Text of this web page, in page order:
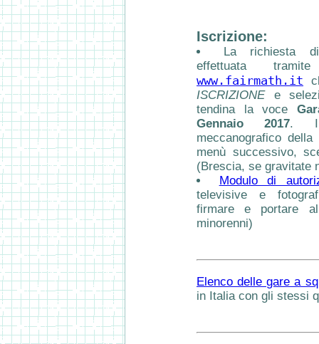
Iscrizione:
La richiesta
effettuata
www.fairmath.it
ISCRIZIONEe
tendina la voce
Gennaio 2017.
meccanografico
menù successivo,
(Brescia, se gravitate
Modulo di
televisive e
firmare e portare
minorenni)
Elenco delle gare a
in Italia con gli stessi